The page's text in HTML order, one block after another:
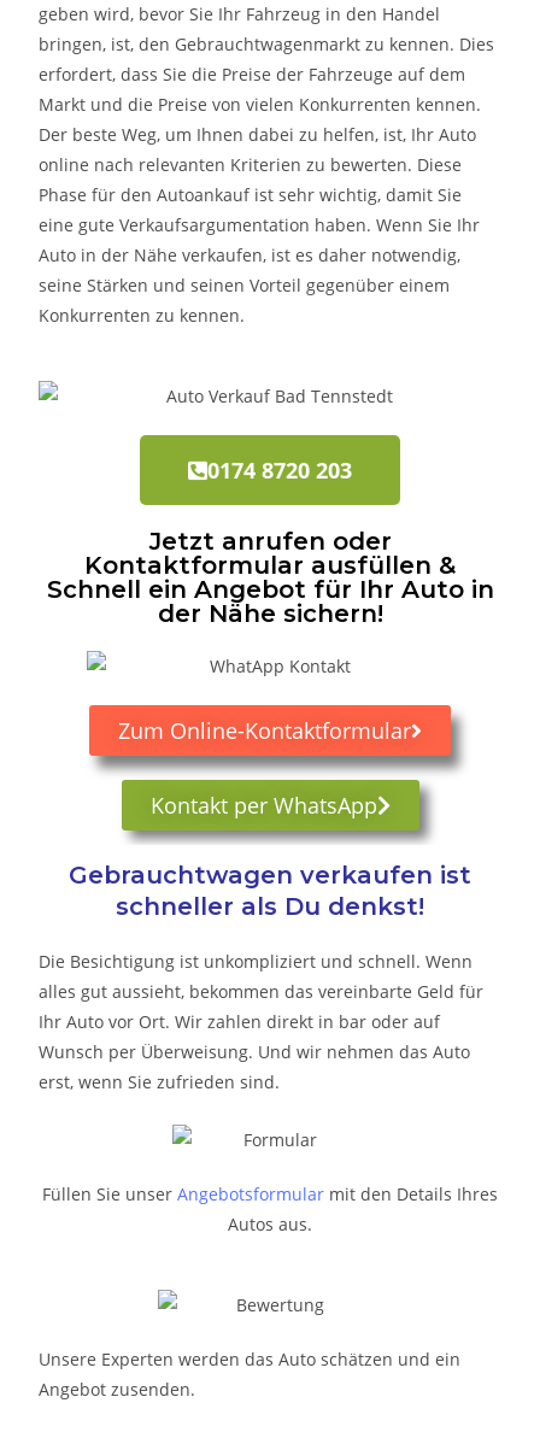
geben wird, bevor Sie Ihr Fahrzeug in den Handel
bringen, ist, den Gebrauchtwagenmarkt zu kennen. Dies
erfordert, dass Sie die Preise der Fahrzeuge auf dem
Markt und die Preise von vielen Konkurrenten kennen.
Der beste Weg, um Ihnen dabei zu helfen, ist, Ihr Auto
online nach relevanten Kriterien zu bewerten. Diese
Phase für den Autoankauf ist sehr wichtig, damit Sie
eine gute Verkaufsargumentation haben. Wenn Sie Ihr
Auto in der Nähe verkaufen, ist es daher notwendig,
seine Stärken und seinen Vorteil gegenüber einem
Konkurrenten zu kennen.
0174 8720 203
Jetzt anrufen oder
Kontaktformular ausfüllen &
Schnell ein Angebot für Ihr Auto in
der Nähe sichern!
Zum Online-Kontaktformular
Kontakt per WhatsApp
Gebrauchtwagen verkaufen ist
schneller als Du denkst!
Die Besichtigung ist unkompliziert und schnell. Wenn
alles gut aussieht, bekommen das vereinbarte Geld für
Ihr Auto vor Ort. Wir zahlen direkt in bar oder auf
Wunsch per Überweisung. Und wir nehmen das Auto
erst, wenn Sie zufrieden sind.
Füllen Sie unser Angebotsformular mit den Details Ihres
Autos aus.
Unsere Experten werden das Auto schätzen und ein
Angebot zusenden.